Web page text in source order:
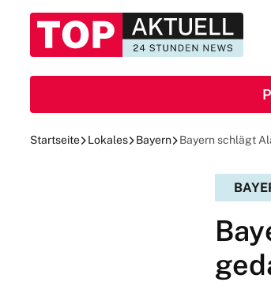
Startseite Lokales Bayern Bayern schlägt